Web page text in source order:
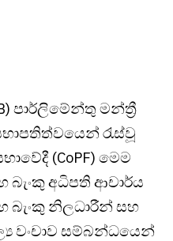
පාර්ලිමේන්තු මන්ත්‍රී
රැස්වූ
(CoPF) මෙම
අධිපති ආචාර්ය
බැංකු නිලධාරීන් සහ
වංචාව සම්බන්ධයෙන්